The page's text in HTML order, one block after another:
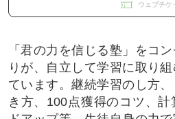
ウェブチケ
「君の力を信じる塾」をコ
りが、自立して学習に取り
ています。継続学習のし方
き方、100点獲得のコツ、